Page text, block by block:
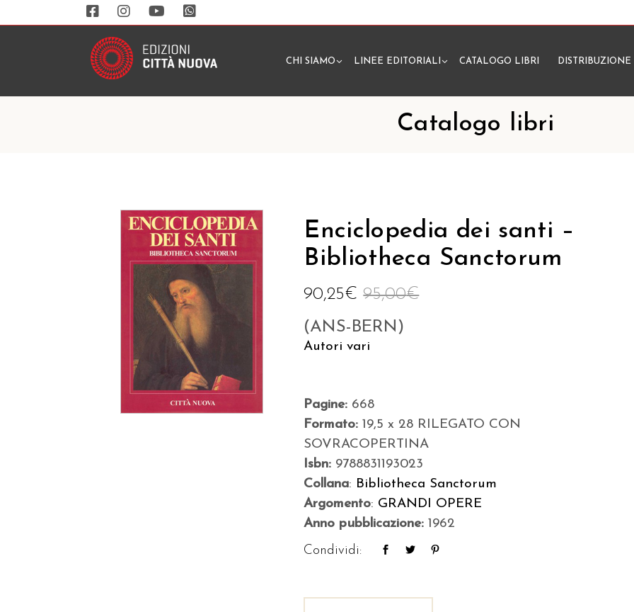
CHI SIAMO LINEE EDITORIALI CATALOGO LIBRI DISTRIBUZIONE
Catalogo libri
Enciclopedia dei santi –
Bibliotheca Sanctorum
95,00€
90,25€
(ANS-BERN)
Autori vari
Pagine: 668
Formato:19,5 x 28 RILEGATO CON
SOVRACOPERTINA
Isbn: 9788831193023
Collana: Bibliotheca Sanctorum
Argomento: GRANDI OPERE
Anno pubblicazione:1962
Condividi: